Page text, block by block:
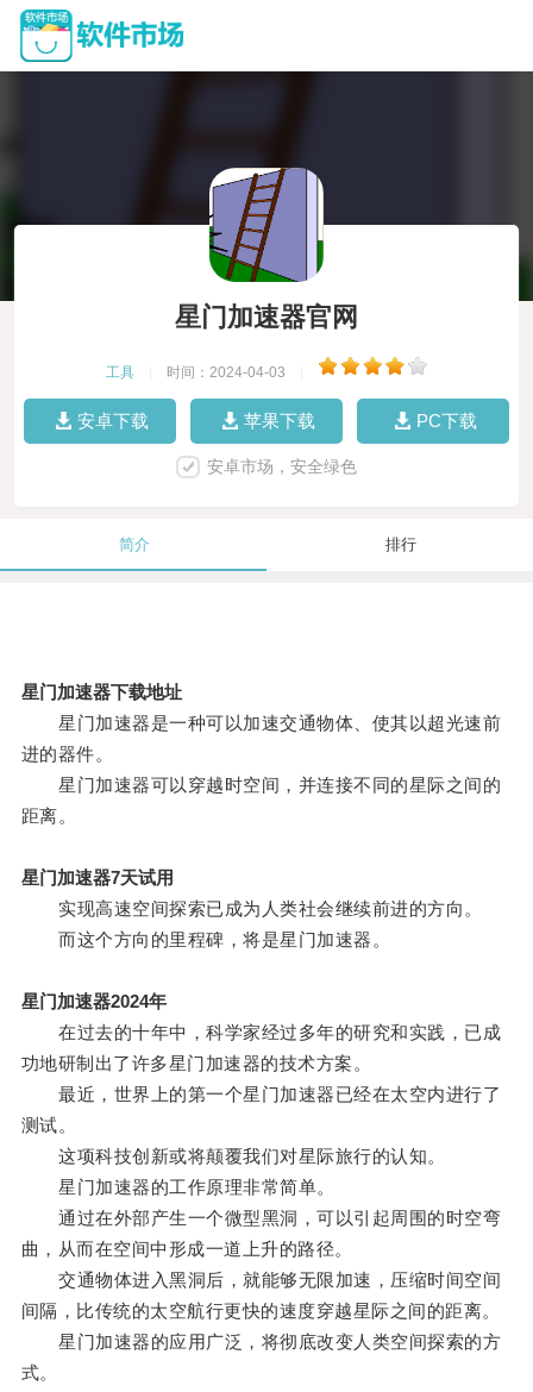
星门加速器官网
工具 时间：2024-04-03
安卓下载 苹果下载 PC下载
安卓市场，安全绿色
简介 排行
星门加速器下载地址
星门加速器是一种可以加速交通物体、使其以超光速前
进的器件。
星门加速器可以穿越时空间，并连接不同的星际之间的
距离。
星门加速器7天试用
实现高速空间探索已成为人类社会继续前进的方向。
而这个方向的里程碑，将是星门加速器。
星门加速器2024年
在过去的十年中，科学家经过多年的研究和实践，已成
功地研制出了许多星门加速器的技术方案。
最近，世界上的第一个星门加速器已经在太空内进行了
测试。
这项科技创新或将颠覆我们对星际旅行的认知。
星门加速器的工作原理非常简单。
通过在外部产生一个微型黑洞，可以引起周围的时空弯
曲，从而在空间中形成一道上升的路径。
交通物体进入黑洞后，就能够无限加速，压缩时间空间
间隔，比传统的太空航行更快的速度穿越星际之间的距离。
星门加速器的应用广泛，将彻底改变人类空间探索的方
式。